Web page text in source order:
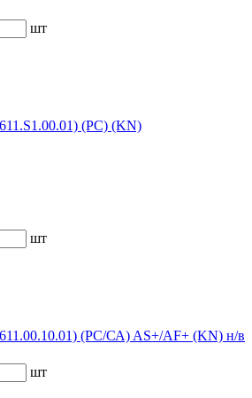
шт
(РС) (KN)
шт
(РС/СА) AS+/AF+ (KN) н/в
шт